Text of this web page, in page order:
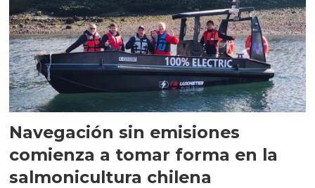
Navegación sin emisiones
comienza a tomar forma en la
salmonicultura chilena